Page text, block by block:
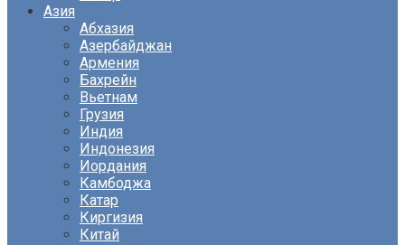
Азия
Абхазия
Азербайджан
Армения
Бахрейн
Вьетнам
Грузия
Индия
Индонезия
Иордания
Камбоджа
Катар
Киргизия
Китай